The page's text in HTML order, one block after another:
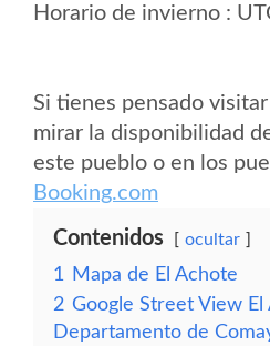
Horario de invierno :
Si tienes pensado
mirar la disponibilidad
este pueblo o en los
Booking.com
Contenidos ocultar
1
Mapa de El Achote
2 Google Street View El
Departamento de